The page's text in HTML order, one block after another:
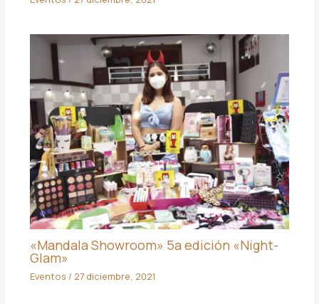
«Mandala Showroom» 5a edición «Night-
Glam»
Eventos / 27 diciembre, 2021